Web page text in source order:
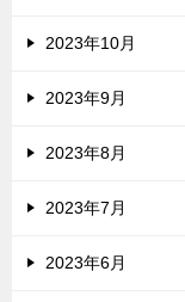
2023年10月
2023年9月
2023年8月
2023年7月
2023年6月